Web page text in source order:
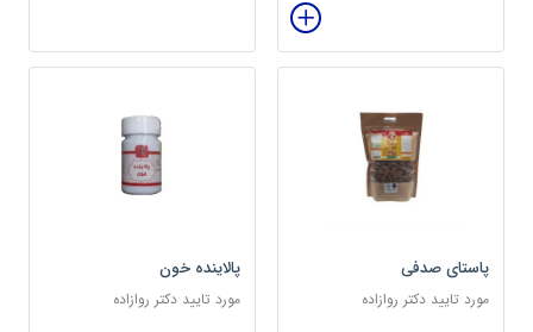
پاستای صدفی
مورد تایید دکتر روازاده
پالاینده خون
مورد تایید دکتر روازاده